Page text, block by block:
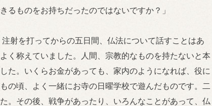
るものをお持ちだったのではないですか？」
射を打ってからの五日間、仏法について話すことはあ
く称えていました。人間、宗教的なものを持たないと本
た。いくらお金があっても、家内のようになれば、役に
の頃、よく一緒にお寺の日曜学校で遊んだものです。二
。その後、戦争があったり、いろんなことがあって、仏